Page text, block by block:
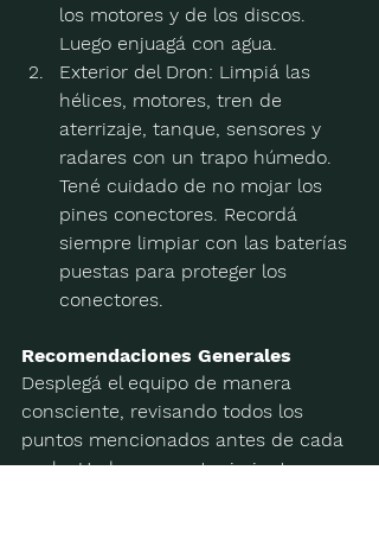
los motores y de los discos.
Luego enjuagá con agua.
Exterior del Dron: Limpiá las
hélices, motores, tren de
aterrizaje, tanque, sensores y
radares con un trapo húmedo.
Tené cuidado de no mojar los
pines conectores. Recordá
siempre limpiar con las baterías
puestas para proteger los
conectores.
Recomendaciones Generales
Desplegá el equipo de manera
consciente, revisando todos los
puntos mencionados antes de cada
vuelo. Un buen mantenimiento